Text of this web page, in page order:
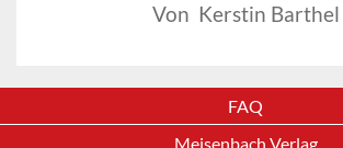
Von Kerstin Barthel
FAQ
Meisenbach Verlag